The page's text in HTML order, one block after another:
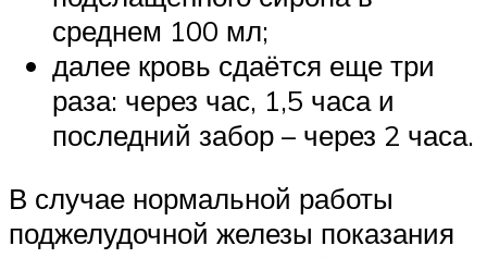
среднем 100 мл;
далее кровь сдаётся еще три
раза: через час, 1,5 часа и
последний забор – через 2 часа.
В случае нормальной работы
поджелудочной железы показания